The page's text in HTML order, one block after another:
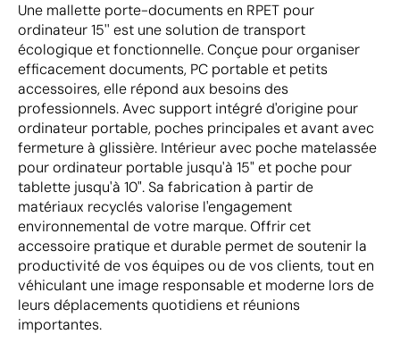
Une mallette porte-documents en RPET pour
ordinateur 15'' est une solution de transport
écologique et fonctionnelle. Conçue pour organiser
efficacement documents, PC portable et petits
accessoires, elle répond aux besoins des
professionnels. Avec support intégré d'origine pour
ordinateur portable, poches principales et avant avec
fermeture à glissière. Intérieur avec poche matelassée
pour ordinateur portable jusqu'à 15" et poche pour
tablette jusqu'à 10". Sa fabrication à partir de
matériaux recyclés valorise l'engagement
environnemental de votre marque. Offrir cet
accessoire pratique et durable permet de soutenir la
productivité de vos équipes ou de vos clients, tout en
véhiculant une image responsable et moderne lors de
leurs déplacements quotidiens et réunions
importantes.